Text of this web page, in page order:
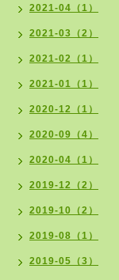
2021-04（1）
2021-03（2）
2021-02（1）
2021-01（1）
2020-12（1）
2020-09（4）
2020-04（1）
2019-12（2）
2019-10（2）
2019-08（1）
2019-05（3）